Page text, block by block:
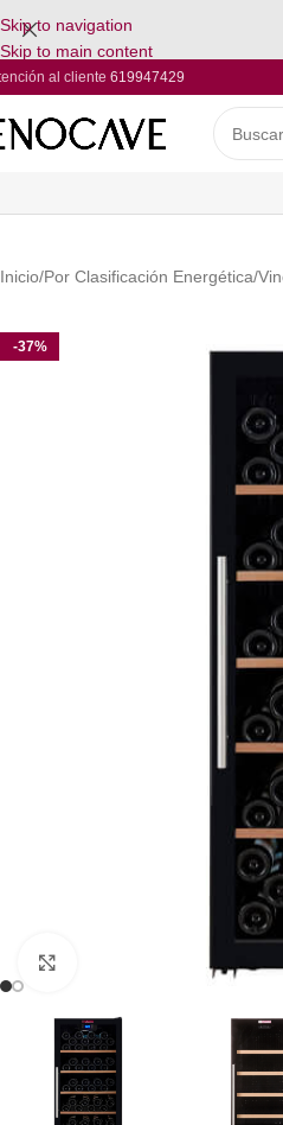
Skip to navigation
Skip to main content
al cliente 619947429
Inicio/Por Clasificación Energética/
-37%